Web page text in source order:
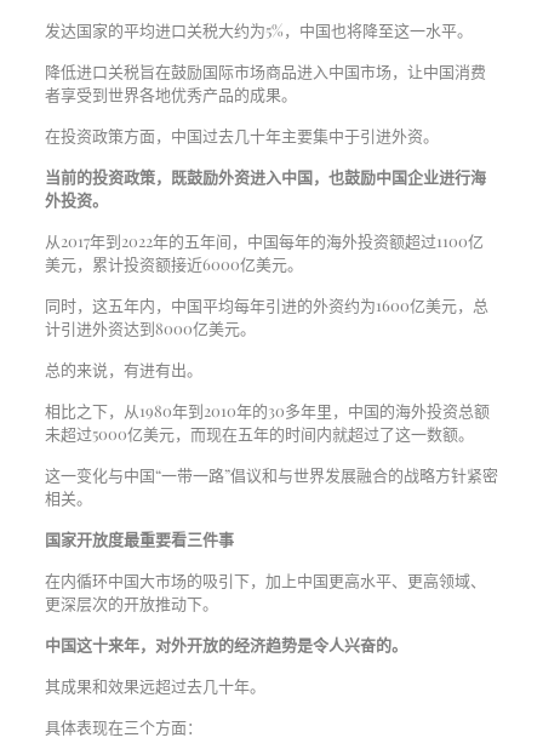
发达国家的平均进口关税大约为5%，中国也将降至这一水平。
降低进口关税旨在鼓励国际市场商品进入中国市场，让中国消费
者享受到世界各地优秀产品的成果。
在投资政策方面，中国过去几十年主要集中于引进外资。
当前的投资政策，既鼓励外资进入中国，也鼓励中国企业进行海
外投资。
从2017年到2022年的五年间，中国每年的海外投资额超过1100亿
美元，累计投资额接近6000亿美元。
同时，这五年内，中国平均每年引进的外资约为1600亿美元，总
计引进外资达到8000亿美元。
总的来说，有进有出。
相比之下，从1980年到2010年的30多年里，中国的海外投资总额
未超过5000亿美元，而现在五年的时间内就超过了这一数额。
这一变化与中国“一带一路”倡议和与世界发展融合的战略方针紧密
相关。
国家开放度最重要看三件事
在内循环中国大市场的吸引下，加上中国更高水平、更高领域、
更深层次的开放推动下。
中国这十来年，对外开放的经济趋势是令人兴奋的。
其成果和效果远超过去几十年。
具体表现在三个方面：